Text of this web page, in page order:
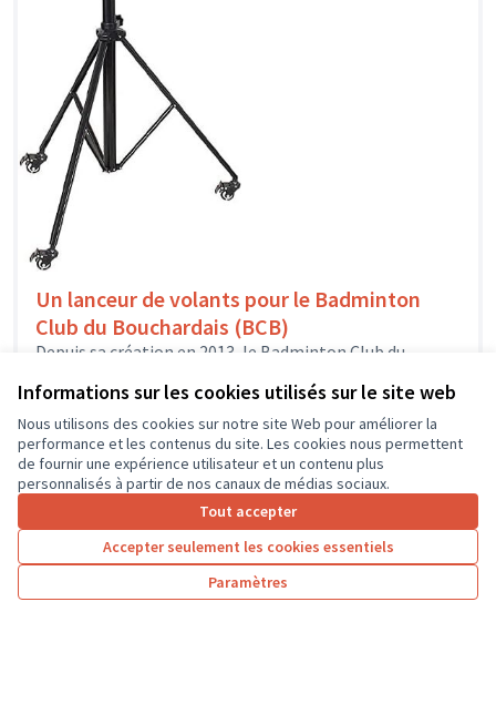
Informations sur les cookies utilisés sur le site web
Nous utilisons des cookies sur notre site Web pour améliorer la
performance et les contenus du site. Les cookies nous permettent
de fournir une expérience utilisateur et un contenu plus
personnalisés à partir de nos canaux de médias sociaux.
Tout accepter
Accepter seulement les cookies essentiels
Paramètres
Un lanceur de volants pour le Badminton
Club du Bouchardais (BCB)
Depuis sa création en 2013, le Badminton Club du
Badminton et propose...
Sport L'île-Bouchard
Résultats par page : 50
1 2 3 4